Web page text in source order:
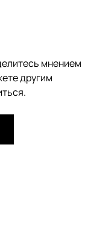
мнением
другим